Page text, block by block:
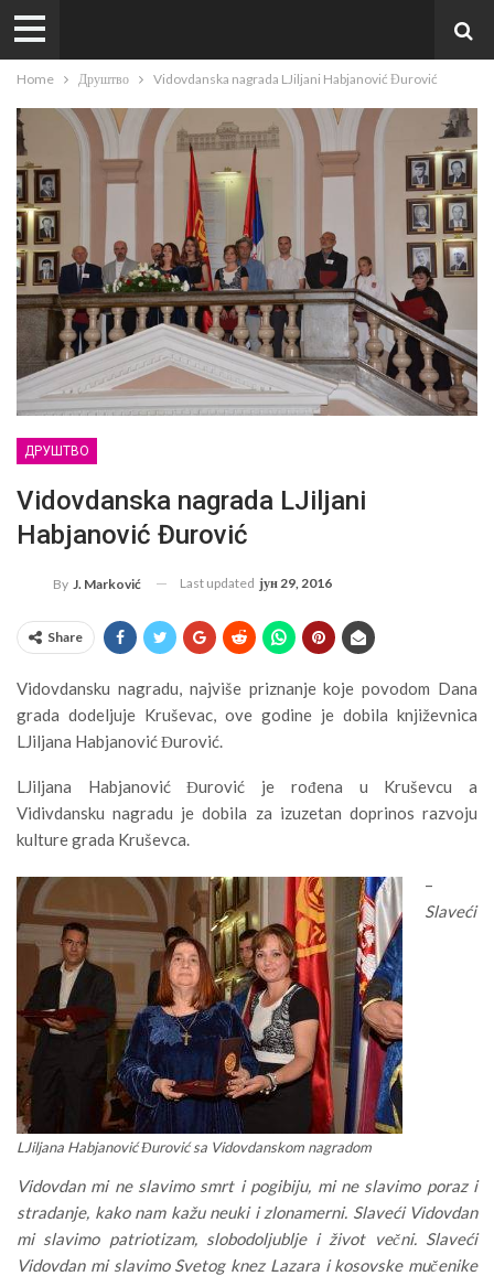
Home Друштво Vidovdanska nagrada LJiljani Habjanović Đurović
ДРУШТВО
Vidovdanska nagrada LJiljani
Habjanović Đurović
By J. Marković Last updated јун 29, 2016
Share
Vidovdansku nagradu, najviše priznanje koje povodom Dana
grada dodeljuje Kruševac, ove godine je dobila književnica
LJiljana Habjanović Đurović.
LJiljana Habjanović Đurović je rođena u Kruševcu a
Vidivdansku nagradu je dobila za izuzetan doprinos razvoju
kulture grada Kruševca.
LJiljana Habjanović Đurović sa Vidovdanskom nagradom
–
Slaveći
Vidovdan mi ne slavimo smrt i pogibiju, mi ne slavimo poraz i
stradanje, kako nam kažu neuki i zlonamerni. Slaveći Vidovdan
mi slavimo patriotizam, slobodoljublje i život večni. Slaveći
Vidovdan mi slavimo Svetog knez Lazara i kosovske mučenike